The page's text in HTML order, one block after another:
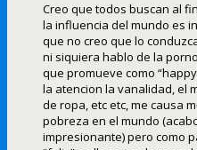
Creo que todos buscan al
la influencia del mundo es
que no creo que lo
ni siquiera hablo de la
que promueve como
la atencion la vanalidad, el
de ropa, etc etc, me causa
pobreza en el mundo
impresionante) pero como